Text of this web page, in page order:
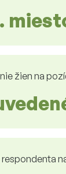
žien na
respondenta